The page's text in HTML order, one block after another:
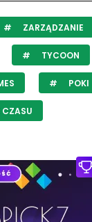
ZARZĄDZANIE
TYCOON
POKI